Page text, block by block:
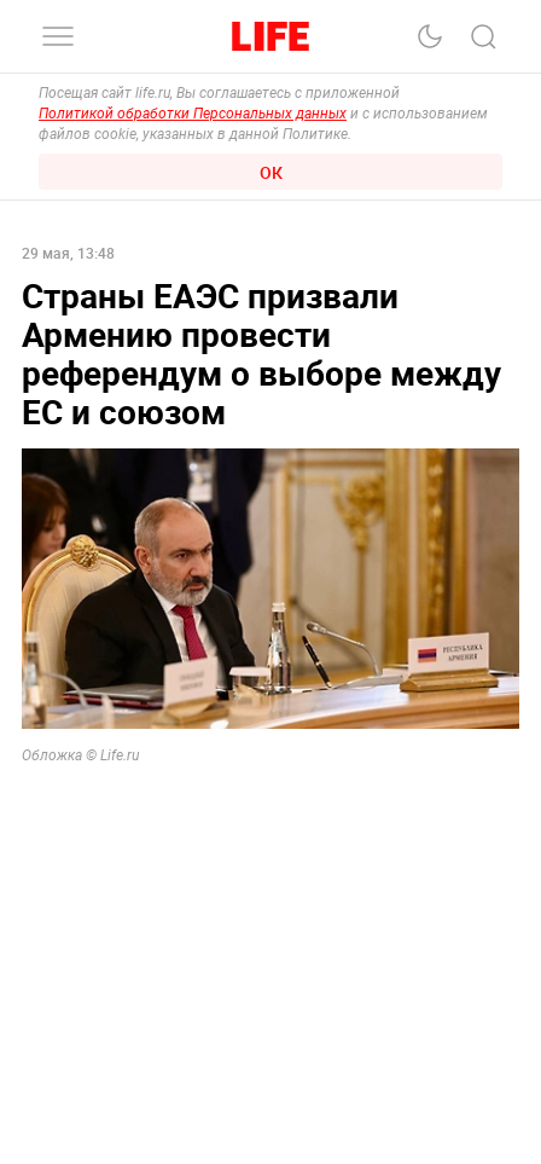
Посещая сайт life.ru, Вы соглашаетесь с приложенной
Политикой обработки Персональных данных и с использованием
файлов cookie, указанных в данной Политике.
ОК
29 мая, 13:48
Страны ЕАЭС призвали
Армению провести
референдум о выборе между
ЕС и союзом
Обложка © Life.ru